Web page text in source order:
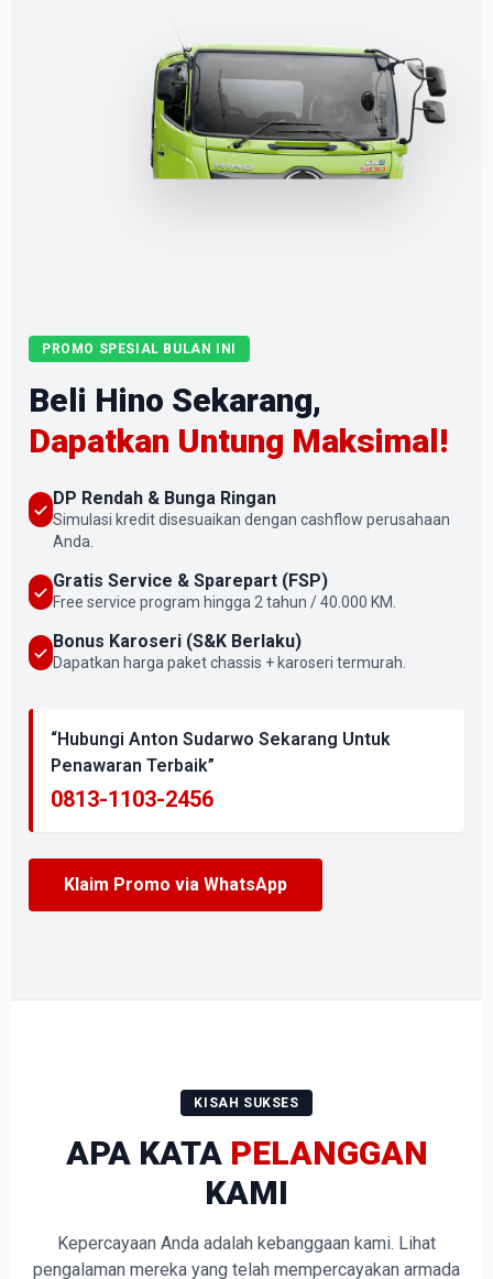
PROMO SPESIAL BULAN INI
Beli Hino Sekarang,
Dapatkan Untung Maksimal!
DP Rendah & Bunga Ringan
Simulasi kredit disesuaikan dengan cashflow perusahaan
Anda.
Gratis Service & Sparepart (FSP)
Free service program hingga 2 tahun / 40.000 KM.
Bonus Karoseri (S&K Berlaku)
Dapatkan harga paket chassis + karoseri termurah.
“Hubungi Anton Sudarwo Sekarang Untuk
Penawaran Terbaik”
0813-1103-2456
Klaim Promo via WhatsApp
KISAH SUKSES
APA KATA PELANGGAN
KAMI
Kepercayaan Anda adalah kebanggaan kami. Lihat
pengalaman mereka yang telah mempercayakan armada